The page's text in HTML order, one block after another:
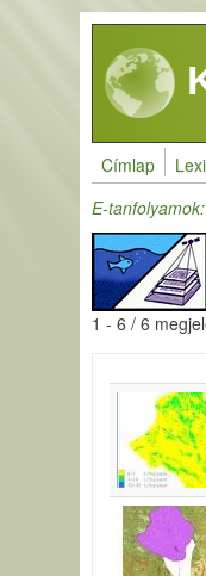
Ugrás a tartalomra
Címlap
E-
1 - 6 / 6